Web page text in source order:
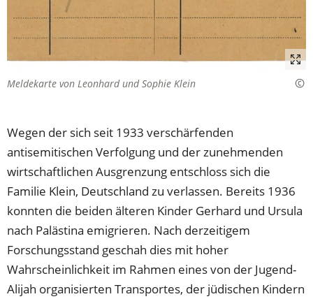
Meldekarte von Leonhard und Sophie Klein
Wegen der sich seit 1933 verschärfenden
antisemitischen Verfolgung und der zunehmenden
wirtschaftlichen Ausgrenzung entschloss sich die
Familie Klein, Deutschland zu verlassen. Bereits 1936
konnten die beiden älteren Kinder Gerhard und Ursula
nach Palästina emigrieren. Nach derzeitigem
Forschungsstand geschah dies mit hoher
Wahrscheinlichkeit im Rahmen eines von der Jugend-
Alijah organisierten Transportes, der jüdischen Kindern